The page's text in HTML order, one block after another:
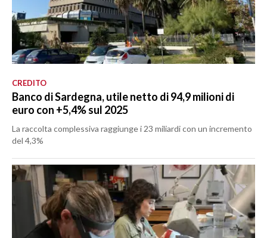
CREDITO
Banco di Sardegna, utile netto di 94,9 milioni di
euro con +5,4% sul 2025
La raccolta complessiva raggiunge i 23 miliardi con un incremento
del 4,3%